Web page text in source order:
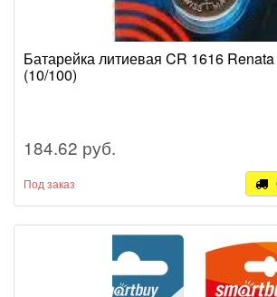
Батарейка литиевая CR 1616
(10/100)
184.62 руб.
Под заказ